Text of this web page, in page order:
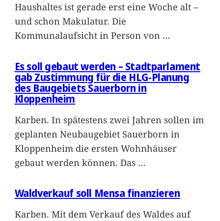
Haushaltes ist gerade erst eine Woche alt –
und schon Makulatur. Die
Kommunalaufsicht in Person von …
Es soll gebaut werden – Stadtparlament
gab Zustimmung für die HLG-Planung
des Baugebiets Sauerborn in
Kloppenheim
Karben. In spätestens zwei Jahren sollen im
geplanten Neubaugebiet Sauerborn in
Kloppenheim die ersten Wohnhäuser
gebaut werden können. Das …
Waldverkauf soll Mensa finanzieren
Karben. Mit dem Verkauf des Waldes auf